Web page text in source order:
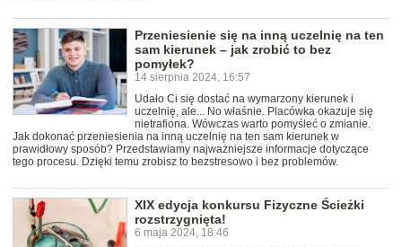
Przeniesienie się na inną uczelnię na ten
sam kierunek – jak zrobić to bez
pomyłek?
14 sierpnia 2024, 16:57
Udało Ci się dostać na wymarzony kierunek i
uczelnię, ale... No właśnie. Placówka okazuje się
nietrafiona. Wówczas warto pomyśleć o zmianie.
Jak dokonać przeniesienia na inną uczelnię na ten sam kierunek w
prawidłowy sposób? Przedstawiamy najważniejsze informacje dotyczące
tego procesu. Dzięki temu zrobisz to bezstresowo i bez problemów.
XIX edycja konkursu Fizyczne Ścieżki
rozstrzygnięta!
6 maja 2024, 18:46